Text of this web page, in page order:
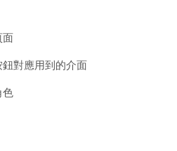
面
對應用到的介面
色